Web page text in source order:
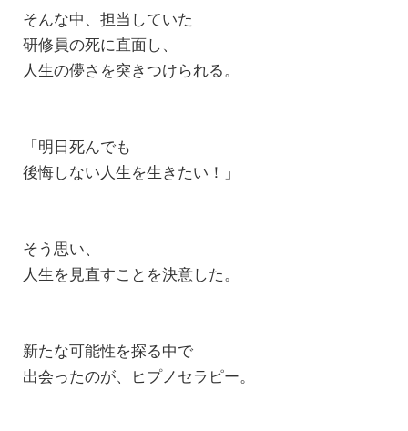
そんな中、担当していた
研修員の死に直面し、
人生の儚さを突きつけられる。
「明日死んでも
後悔しない人生を生きたい！」
そう思い、
人生を見直すことを決意した。
新たな可能性を探る中で
出会ったのが、ヒプノセラピー。